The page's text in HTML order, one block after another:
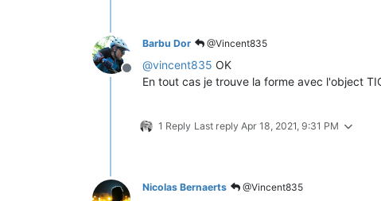
Offline
Barbu Dor @Vincent835
@vincent835 OK
En tout cas je trouve la forme avec l'object
1 Reply Last reply Apr 18, 2021, 9:31 PM
Nicolas Bernaerts @Vincent835